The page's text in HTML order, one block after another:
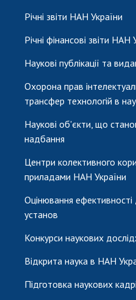
Річні звіти НАН України
Річні фінансові звіти НАН
Наукові публікації та
Охорона прав
трансфер технологій в
Наукові об'єкти, що
надбання
Центри колективного
приладами НАН України
Оцінювання ефективності
установ
Конкурси наукових
Відкрита наука в НАН
Підготовка наукових